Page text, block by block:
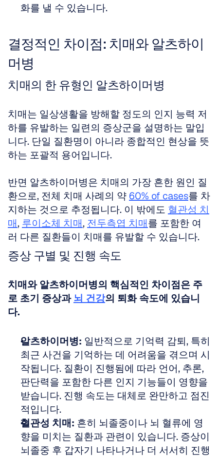
화를 낼 수 있습니다.
결정적인 차이점: 치매와 알츠하이
머병
치매의 한 유형인 알츠하이머병
치매는 일상생활을 방해할 정도의 인지 능력 저
하를 유발하는 일련의 증상군을 설명하는 말입
니다. 단일 질환명이 아니라 종합적인 현상을 뜻
하는 포괄적 용어입니다.
반면 알츠하이머병은 치매의 가장 흔한 원인 질
환으로, 전체 치매 사례의 약 60% of cases를 차
지하는 것으로 추정됩니다. 이 밖에도 혈관성 치
매, 루이소체 치매, 전두측엽 치매를 포함한 여
러 다른 질환들이 치매를 유발할 수 있습니다.
증상 구별 및 진행 속도
치매와 알츠하이머병의 핵심적인 차이점은 주
로 초기 증상과 뇌 건강의 퇴화 속도에 있습니
다.
알츠하이머병: 일반적으로 기억력 감퇴, 특히
최근 사건을 기억하는 데 어려움을 겪으며 시
작됩니다. 질환이 진행됨에 따라 언어, 추론,
판단력을 포함한 다른 인지 기능들이 영향을
받습니다. 진행 속도는 대체로 완만하고 점진
적입니다.
혈관성 치매: 흔히 뇌졸중이나 뇌 혈류에 영
향을 미치는 질환과 관련이 있습니다. 증상이
뇌졸중 후 갑자기 나타나거나 더 서서히 진행